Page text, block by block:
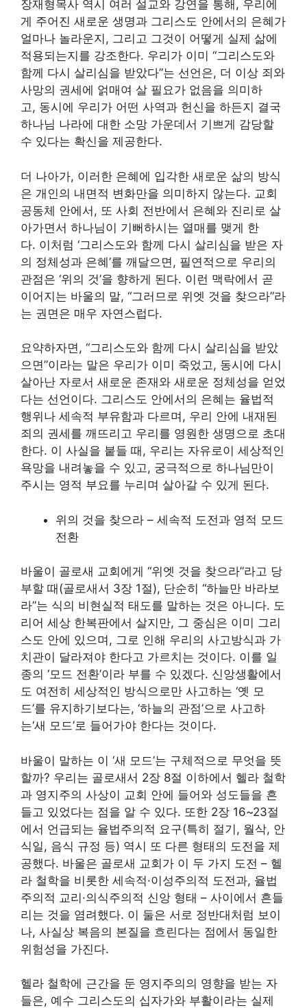
장재형목사 역시 여러 설교와 강연을 통해, 우리에
게 주어진 새로운 생명과 그리스도 안에서의 은혜가
얼마나 놀라운지, 그리고 그것이 어떻게 실제 삶에
적용되는지를 강조한다. 우리가 이미 “그리스도와
함께 다시 살리심을 받았다”는 선언은, 더 이상 죄와
사망의 권세에 얽매여 살 필요가 없음을 의미하
고, 동시에 우리가 어떤 사역과 헌신을 하든지 결국
하나님 나라에 대한 소망 가운데서 기쁘게 감당할
수 있다는 확신을 제공한다.
더 나아가, 이러한 은혜에 입각한 새로운 삶의 방식
은 개인의 내면적 변화만을 의미하지 않는다. 교회
공동체 안에서, 또 사회 전반에서 은혜와 진리로 살
아가면서 하나님이 기뻐하시는 열매를 맺게 한
다. 이처럼 ‘그리스도와 함께 다시 살리심을 받은 자
의 정체성과 은혜’를 깨달으면, 필연적으로 우리의
관점은 ‘위의 것’을 향하게 된다. 이런 맥락에서 곧
이어지는 바울의 말, “그러므로 위엣 것을 찾으라”라
는 권면은 매우 자연스럽다.
요약하자면, “그리스도와 함께 다시 살리심을 받았
으면”이라는 말은 우리가 이미 죽었고, 동시에 다시
살아난 자로서 새로운 존재와 새로운 정체성을 얻었
다는 선언이다. 그리스도 안에서의 은혜는 율법적
행위나 세속적 부유함과 다르며, 우리 안에 내재된
죄의 권세를 깨뜨리고 우리를 영원한 생명으로 초대
한다. 이 사실을 붙들 때, 우리는 자유로이 세상적인
욕망을 내려놓을 수 있고, 궁극적으로 하나님만이
주시는 영적 부요를 누리며 살아갈 수 있게 된다.
위의 것을 찾으라 – 세속적 도전과 영적 모드
전환
바울이 골로새 교회에게 “위엣 것을 찾으라”라고 당
부할 때(골로새서 3장 1절), 단순히 “하늘만 바라보
라”는 식의 비현실적 태도를 말하는 것은 아니다. 도
리어 세상 한복판에서 살지만, 그 중심은 이미 그리
스도 안에 있으며, 그로 인해 우리의 사고방식과 가
치관이 달라져야 한다고 가르치는 것이다. 이를 일
종의 ‘모드 전환’이라 부를 수 있겠다. 신앙생활에서
도 여전히 세상적인 방식으로만 사고하는 ‘옛 모
드’를 유지하기보다는, ‘하늘의 관점’으로 사고하
는‘새 모드’로 들어가야 한다는 것이다.
바울이 말하는 이 ‘새 모드’는 구체적으로 무엇을 뜻
할까? 우리는 골로새서 2장 8절 이하에서 헬라 철학
과 영지주의 사상이 교회 안에 들어와 성도들을 흔
들고 있었다는 점을 알 수 있다. 또한 2장 16~23절
에서 언급되는 율법주의적 요구(특히 절기, 월삭, 안
식일, 음식 규정 등) 역시 또 다른 형태의 도전을 제
공했다. 바울은 골로새 교회가 이 두 가지 도전 – 헬
라 철학을 비롯한 세속적·이성주의적 도전과, 율법
주의적 교리·의식주의적 신앙 형태 – 사이에서 흔들
리는 것을 염려했다. 이 둘은 서로 정반대처럼 보이
나, 사실상 복음의 본질을 흐린다는 점에서 동일한
위험성을 가진다.
헬라 철학에 근간을 둔 영지주의의 영향을 받는 자
들은, 예수 그리스도의 십자가와 부활이라는 실제